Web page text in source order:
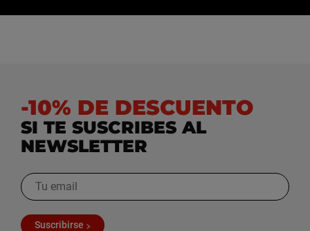
-10% DE DESCUENTO
SI TE SUSCRIBES AL
NEWSLETTER
Suscribirse